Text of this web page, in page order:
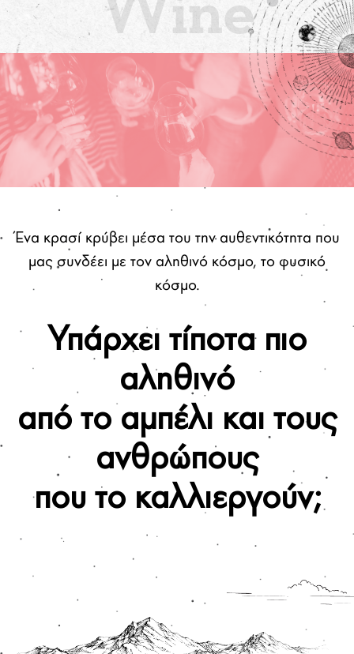
Ένα κρασί κρύβει μέσα του την αυθεντικότητα που
μας συνδέει με τον αληθινό κόσμο, το φυσικό
κόσμο.
Υπάρχει τίποτα πιο
αληθινό
από το αμπέλι και τους
ανθρώπους
που το καλλιεργούν;